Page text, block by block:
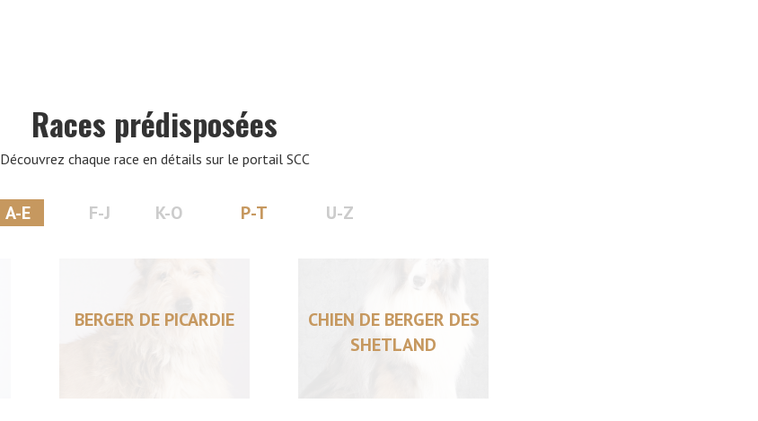
Races prédisposées
Découvrez chaque race en détails sur le portail SCC
A-E F-J K-O P-T U-Z
BERGER DE PICARDIE
CHIEN DE BERGER DES
SHETLAND